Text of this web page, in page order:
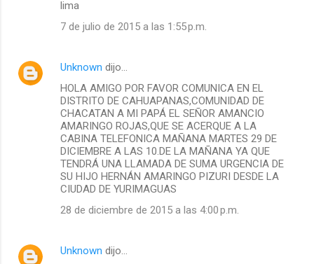
a
r
lima
7 de julio de 2015 a las 1:55 p.m.
Unknown dijo…
HOLA AMIGO POR FAVOR COMUNICA EN EL
DISTRITO DE CAHUAPANAS,COMUNIDAD DE
CHACATAN A MI PAPÁ EL SEÑOR AMANCIO
AMARINGO ROJAS,QUE SE ACERQUE A LA
CABINA TELEFONICA MAÑANA MARTES 29 DE
DICIEMBRE A LAS 10.DE LA MAÑANA YA QUE
TENDRÁ UNA LLAMADA DE SUMA URGENCIA DE
SU HIJO HERNÁN AMARINGO PIZURI DESDE LA
CIUDAD DE YURIMAGUAS
28 de diciembre de 2015 a las 4:00 p.m.
Unknown dijo…